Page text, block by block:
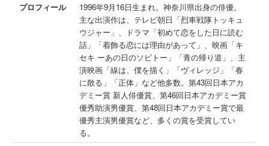
プロフィール
1996年9月16日生まれ。神奈川県出身の俳優。
主な出演作は、テレビ朝日「烈車戦隊トッキュ
ウジャー」、ドラマ「初めて恋をした日に読む
話」「着飾る恋には理由があって」、映画「キ
セキ ーあの日のソビトー」「青の帰り道」、主
演映画「線は、僕を描く」「ヴィレッジ」「春
に散る」「正体」など他多数。第43回日本アカ
デミー賞 新人俳優賞、第46回日本アカデミー賞
優秀助演男優賞、第48回日本アカデミー賞で最
優秀主演男優賞など、多くの賞を受賞してい
る。